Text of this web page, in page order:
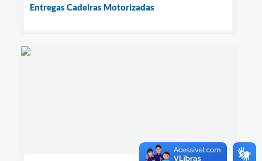
Entregas Cadeiras Motorizadas